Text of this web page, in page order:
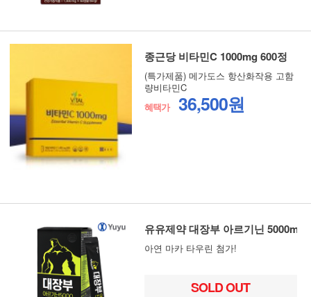
종근당 비타민C 1000mg 600정
(특가제품) 메가도스 항산화작용 고함
량비타민C
혜택가
36,500원
유유제약 대장부 아르기닌 5000mg
아연 마카 타우린 첨가!
SOLD OUT